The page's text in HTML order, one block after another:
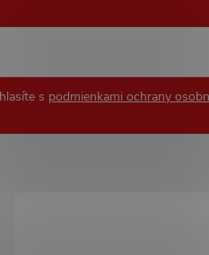
s podmienkami ochrany